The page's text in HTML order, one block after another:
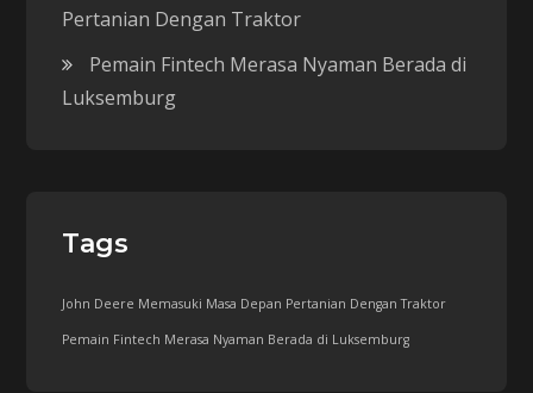
Pertanian Dengan Traktor
Pemain Fintech Merasa Nyaman Berada di
Luksemburg
Tags
John Deere Memasuki Masa Depan Pertanian Dengan Traktor
Pemain Fintech Merasa Nyaman Berada di Luksemburg